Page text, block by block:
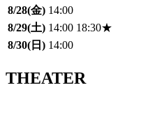
8/28(金) 14:00
8/29(土) 14:00 18:30★
8/30(日) 14:00
THEATER